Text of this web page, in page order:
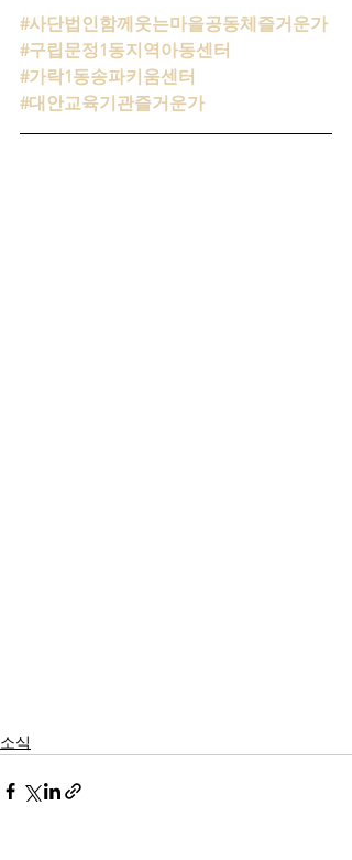
#사단법인함께웃는마을공동체즐거운가
#구립문정1동지역아동센터
#가락1동송파키움센터
#대안교육기관즐거운가
소식